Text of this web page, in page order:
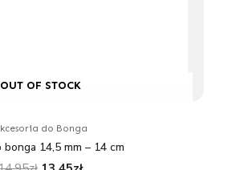
OUT OF STOCK
do Bonga
bonga 14,5 mm – 14 cm